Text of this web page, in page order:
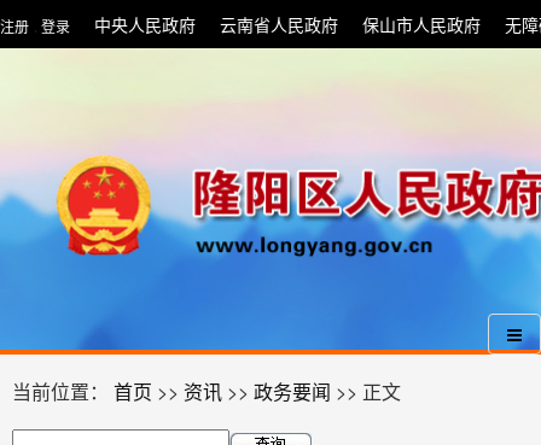
注册 | 登录 中央人民政府 云南省人民政府 保山市人民政府 无
当前位置： 首页 >> 资讯 >> 政务要闻 >> 正文